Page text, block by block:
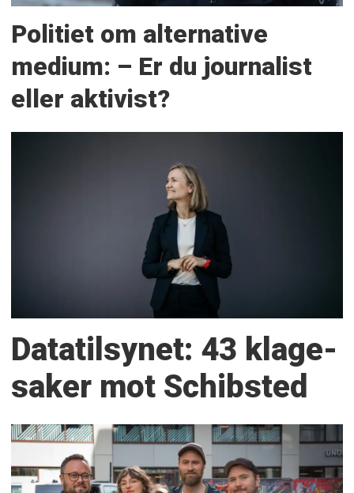
Politiet om alternative
medium: – Er du journalist
eller aktivist?
Datatilsynet: 43 klage­
saker mot Schibsted